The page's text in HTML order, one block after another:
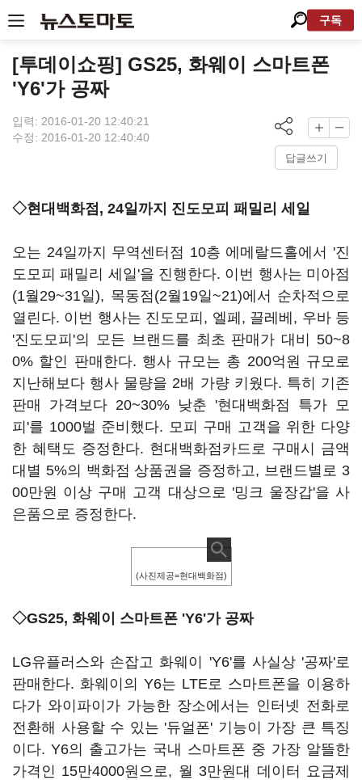
구독
[투데이쇼핑] GS25, 화웨이 스마트폰
'Y6'가 공짜
입력: 2016-01-20 12:40:21
수정: 2016-01-20 12:40:40
답글쓰기
◇현대백화점, 24일까지 진도모피 패밀리 세일
오는 24일까지 무역센터점 10층 에메랄드홀에서 '진
도모피 패밀리 세일'을 진행한다. 이번 행사는 미아점
(1월29~31일), 목동점(2월19일~21)에서 순차적으로
열린다. 이번 행사는 진도모피, 엘페, 끌레베, 우바 등
'진도모피'의 모든 브랜드를 최초 판매가 대비 50~8
0% 할인 판매한다. 행사 규모는 총 200억원 규모로
지난해보다 행사 물량을 2배 가량 키웠다. 특히 기존
판매 가격보다 20~30% 낮춘 '현대백화점 특가 모
피'를 1000벌 준비했다. 모피 구매 고객을 위한 다양
한 혜택도 증정한다. 현대백화점카드로 구매시 금액
대별 5%의 백화점 상품권을 증정하고, 브랜드별로 3
00만원 이상 구매 고객 대상으로 '밍크 울장갑'을 사
은품으로 증정한다.
(사진제공=현대백화점)
◇GS25, 화웨이 스마트폰 'Y6'가 공짜
LG유플러스와 손잡고 화웨이 'Y6'를 사실상 '공짜'로
판매한다. 화웨이의 Y6는 LTE로 스마트폰을 이용하
다가 와이파이가 가능한 장소에서는 인터넷 전화로
전환해 사용할 수 있는 '듀얼폰' 기능이 가장 큰 특징
이다. Y6의 출고가는 국내 스마트폰 중 가장 알뜰한
가격인 15만4000원으로, 월 3만원대 데이터 요금제